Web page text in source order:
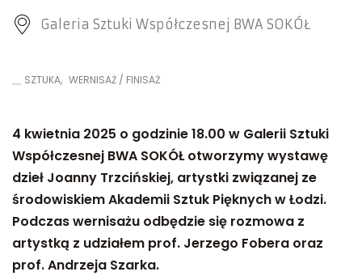
Galeria Sztuki Współczesnej BWA SOKÓŁ
SZTUKA WERNISAŻ / FINISAŻ
4 kwietnia 2025 o godzinie 18.00 w Galerii Sztuki
Współczesnej BWA SOKÓŁ otworzymy wystawę
dzieł Joanny Trzcińskiej, artystki związanej ze
środowiskiem Akademii Sztuk Pięknych w Łodzi.
Podczas wernisażu odbędzie się rozmowa z
artystką z udziałem prof. Jerzego Fobera oraz
prof. Andrzeja Szarka.